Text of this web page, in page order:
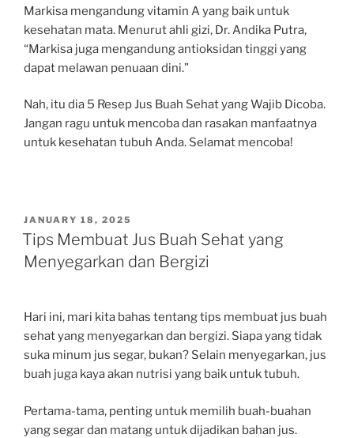
Markisa mengandung vitamin A yang baik untuk
kesehatan mata. Menurut ahli gizi, Dr. Andika Putra,
“Markisa juga mengandung antioksidan tinggi yang
dapat melawan penuaan dini.”
Nah, itu dia 5 Resep Jus Buah Sehat yang Wajib Dicoba.
Jangan ragu untuk mencoba dan rasakan manfaatnya
untuk kesehatan tubuh Anda. Selamat mencoba!
POSTED
ON
JANUARY 18, 2025
Tips Membuat Jus Buah Sehat yang
Menyegarkan dan Bergizi
Hari ini, mari kita bahas tentang tips membuat jus buah
sehat yang menyegarkan dan bergizi. Siapa yang tidak
suka minum jus segar, bukan? Selain menyegarkan, jus
buah juga kaya akan nutrisi yang baik untuk tubuh.
Pertama-tama, penting untuk memilih buah-buahan
yang segar dan matang untuk dijadikan bahan jus.